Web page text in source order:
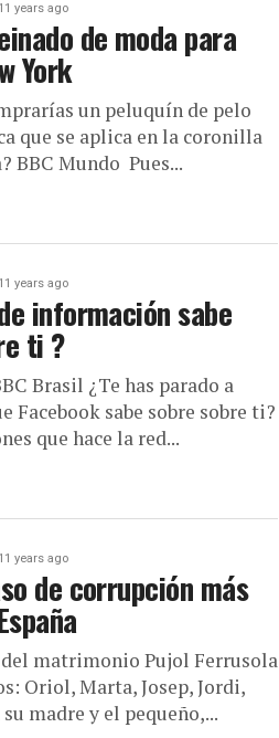
11 years ago
de moda para
York
un peluquín de pelo
que se aplica en la coronilla
BBC Mundo Pues...
11 years ago
información sabe
ti ?
Brasil ¿Te has parado a
Facebook sabe sobre sobre ti?
que hace la red...
11 years ago
de corrupción más
del matrimonio Pujol Ferrusola
Oriol, Marta, Josep, Jordi,
madre y el pequeño,...